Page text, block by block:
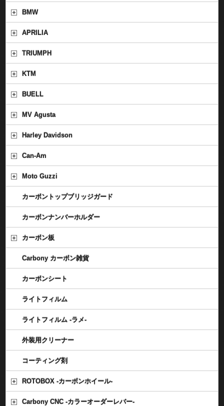
BMW
APRILIA
TRIUMPH
KTM
BUELL
MV Agusta
Harley Davidson
Can-Am
Moto Guzzi
カーボントップブリッジガード
カーボンナンバーホルダー
カーボン板
Carbony カーボン雑貨
カーボンシート
ライトフィルム
ライトフィルム -ラメ-
外装用クリーナー
コーティング剤
ROTOBOX -カーボンホイール-
Carbony CNC -カラーオーダーレバー-